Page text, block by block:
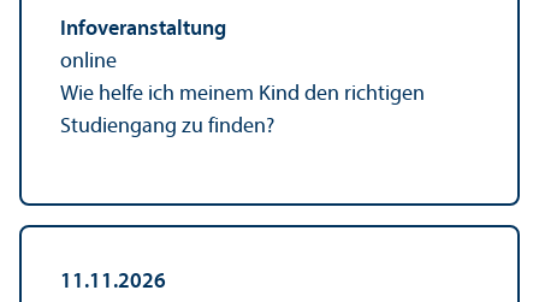
Info­veranstaltung
online
Wie helfe ich meinem Kind den richtigen
Studien­gang zu finden?
11.11.2026